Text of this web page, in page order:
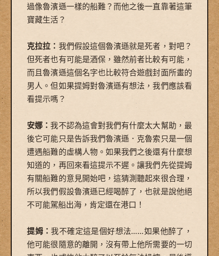
過像魯濱遜一樣的船難？而他之後一直靠著這筆
寶藏生活？
克拉拉： 我們假設這個魯濱遜就是死者，對吧？
但死者也有可能是酒保，雖然前者比較有可能，
而且魯濱遜這個名字也比較符合遊戲封面所畫的
男人。但如果提姆對魯濱遜有想法，我們應該看
看提示嗎？
安娜：我不認為這會對我們有什麼太大幫助，最
後它可能只是告訴我們魯濱遜．克魯索只是一個
遭遇船難的虛構人物。如果我們之後還有什麼想
知道的，再回來看這提示不遲。讓我們先從提姆
有關船難的意見開始吧，這猜測聽起來很合理，
所以我們假設魯濱遜已經喝醉了，也就是說他絕
不可能駕船出海，肯定還在港口！
提姆：我不確定這是個好想法……如果他醉了，
他可能很隨意的離開，沒有帶上他所需要的一切